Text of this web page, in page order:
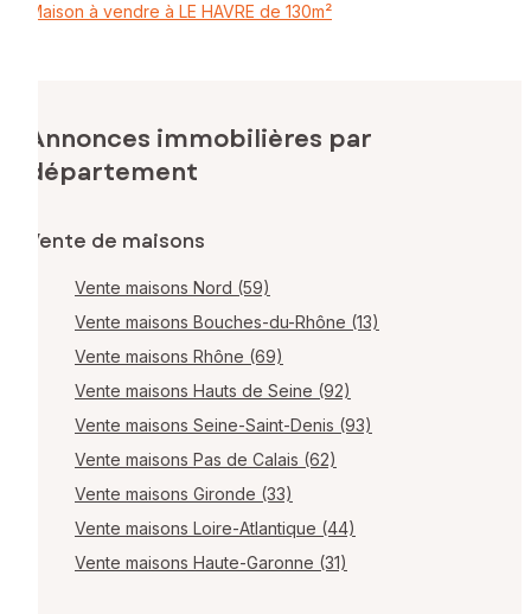
Maison à vendre à LE HAVRE de 130m²
Annonces immobilières par
département
Vente de maisons
Vente maisons Nord (59)
Vente maisons Bouches-du-Rhône (13)
Vente maisons Rhône (69)
Vente maisons Hauts de Seine (92)
Vente maisons Seine-Saint-Denis (93)
Vente maisons Pas de Calais (62)
Vente maisons Gironde (33)
Vente maisons Loire-Atlantique (44)
Vente maisons Haute-Garonne (31)